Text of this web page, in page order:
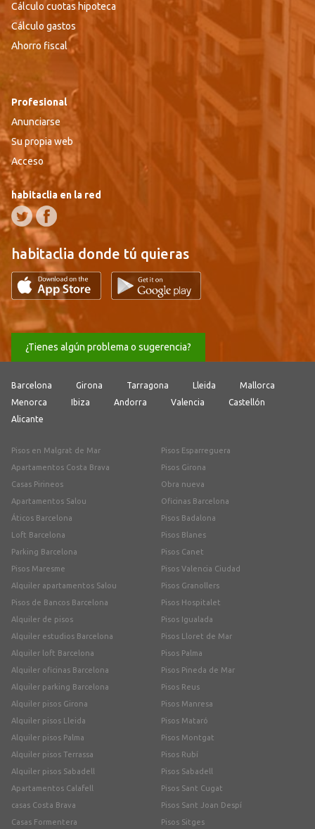
Cálculo cuotas hipoteca
Cálculo gastos
Ahorro fiscal
Profesional
Anunciarse
Su propia web
Acceso
habitaclia en la red
habitaclia donde tú quieras
¿Tienes algún problema o sugerencia?
Barcelona Girona Tarragona Lleida
Mallorca
Menorca
Ibiza Andorra Valencia
Castellón
Alicante
Pisos en Malgrat de Mar
Apartamentos Costa Brava
Casas Pirineos
Apartamentos Salou
Áticos Barcelona
Loft Barcelona
Parking Barcelona
Pisos Maresme
Alquiler apartamentos Salou
Pisos de Bancos Barcelona
Alquiler de pisos
Alquiler estudios Barcelona
Alquiler loft Barcelona
Alquiler oficinas Barcelona
Alquiler parking Barcelona
Alquiler pisos Girona
Alquiler pisos Lleida
Alquiler pisos Palma
Alquiler pisos Terrassa
Alquiler pisos Sabadell
Apartamentos Calafell
casas Costa Brava
Casas Formentera
Pisos Esparreguera
Pisos Girona
Obra nueva
Oficinas Barcelona
Pisos Badalona
Pisos Blanes
Pisos Canet
Pisos Valencia Ciudad
Pisos Granollers
Pisos Hospitalet
Pisos Igualada
Pisos Lloret de Mar
Pisos Palma
Pisos Pineda de Mar
Pisos Reus
Pisos Manresa
Pisos Mataró
Pisos Montgat
Pisos Rubí
Pisos Sabadell
Pisos Sant Cugat
Pisos Sant Joan Despí
Pisos Sitges